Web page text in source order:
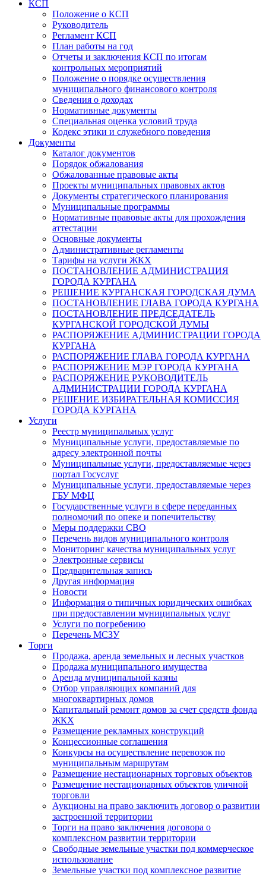
КСП
Положение о КСП
Руководитель
Регламент КСП
План работы на год
Отчеты и заключения КСП по итогам
контрольных мероприятий
Положение о порядке осуществления
муниципального финансового контроля
Сведения о доходах
Нормативные документы
Специальная оценка условий труда
Кодекс этики и служебного поведения
Документы
Каталог документов
Порядок обжалования
Обжалованные правовые акты
Проекты муниципальных правовых актов
Документы стратегического планирования
Муниципальные программы
Нормативные правовые акты для прохождения
аттестации
Основные документы
Административные регламенты
Тарифы на услуги ЖКХ
ПОСТАНОВЛЕНИЕ АДМИНИСТРАЦИЯ
ГОРОДА КУРГАНА
РЕШЕНИЕ КУРГАНСКАЯ ГОРОДСКАЯ ДУМА
ПОСТАНОВЛЕНИЕ ГЛАВА ГОРОДА КУРГАНА
ПОСТАНОВЛЕНИЕ ПРЕДСЕДАТЕЛЬ
КУРГАНСКОЙ ГОРОДСКОЙ ДУМЫ
РАСПОРЯЖЕНИЕ АДМИНИСТРАЦИИ ГОРОДА
КУРГАНА
РАСПОРЯЖЕНИЕ ГЛАВА ГОРОДА КУРГАНА
РАСПОРЯЖЕНИЕ МЭР ГОРОДА КУРГАНА
РАСПОРЯЖЕНИЕ РУКОВОДИТЕЛЬ
АДМИНИСТРАЦИИ ГОРОДА КУРГАНА
РЕШЕНИЕ ИЗБИРАТЕЛЬНАЯ КОМИССИЯ
ГОРОДА КУРГАНА
Услуги
Реестр муниципальных услуг
Муниципальные услуги, предоставляемые по
адресу электронной почты
Муниципальные услуги, предоставляемые через
портал Госуслуг
Муниципальные услуги, предоставляемые через
ГБУ МФЦ
Государственные услуги в сфере переданных
полномочий по опеке и попечительству
Меры поддержки СВО
Перечень видов муниципального контроля
Мониторинг качества муниципальных услуг
Электронные сервисы
Предварительная запись
Другая информация
Новости
Информация о типичных юридических ошибках
при предоставлении муниципальных услуг
Услуги по погребению
Перечень МСЗУ
Торги
Продажа, аренда земельных и лесных участков
Продажа муниципального имущества
Аренда муниципальной казны
Отбор управляющих компаний для
многоквартирных домов
Капитальный ремонт домов за счет средств фонда
ЖКХ
Размещение рекламных конструкций
Концессионные соглашения
Конкурсы на осуществление перевозок по
муниципальным маршрутам
Размещение нестационарных торговых объектов
Размещение нестационарных объектов уличной
торговли
Аукционы на право заключить договор о развитии
застроенной территории
Торги на право заключения договора о
комплексном развитии территории
Свободные земельные участки под коммерческое
использование
Земельные участки под комплексное развитие